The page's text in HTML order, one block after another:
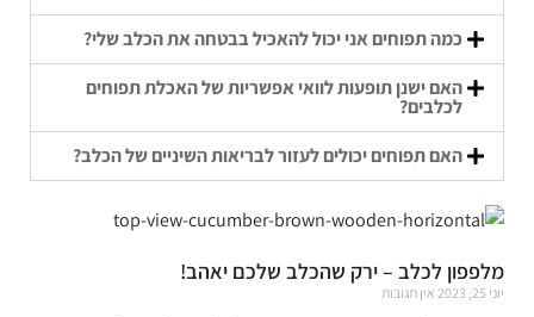
כמה תפוחים אני יכול להאכיל בבטחה את הכלב שלי?
האם ישנן תופעות לוואי אפשריות של האכלת תפוחים
לכלבים?
האם תפוחים יכולים לעזור לבריאות השיניים של הכלב?
מלפפון לכלב – ירק שהכלב שלכם יאהב!
יוני 25, 2023 אין תגובות